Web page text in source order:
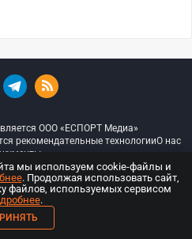
ООО «ЕСПОРТ Медиа»
рекомендательные технологииО нас
— Все права защищены
18+
о регистрации средств массовой
мы используем cookie-файлы и
. Продолжая использовать сайт,
файлов, используемых сервисом
.